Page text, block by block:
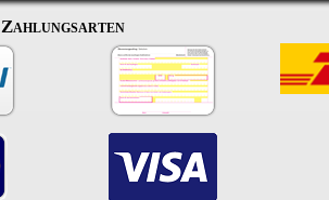
Zahlungsarten